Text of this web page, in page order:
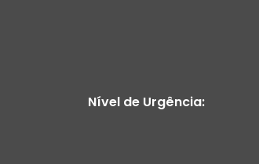
Nível de Urgência: